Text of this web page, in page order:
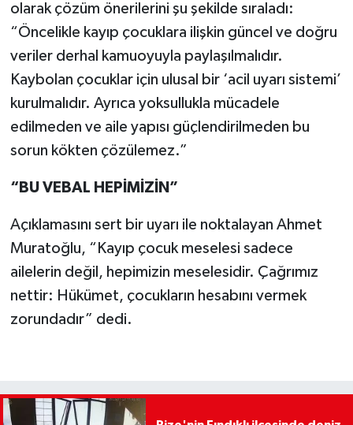
olarak çözüm önerilerini şu şekilde sıraladı:
“Öncelikle kayıp çocuklara ilişkin güncel ve doğru
veriler derhal kamuoyuyla paylaşılmalıdır.
Kaybolan çocuklar için ulusal bir ‘acil uyarı sistemi’
kurulmalıdır. Ayrıca yoksullukla mücadele
edilmeden ve aile yapısı güçlendirilmeden bu
sorun kökten çözülemez.”
“BU VEBAL HEPİMİZİN”
Açıklamasını sert bir uyarı ile noktalayan Ahmet
Muratoğlu, “Kayıp çocuk meselesi sadece
ailelerin değil, hepimizin meselesidir. Çağrımız
nettir: Hükümet, çocukların hesabını vermek
zorundadır” dedi.